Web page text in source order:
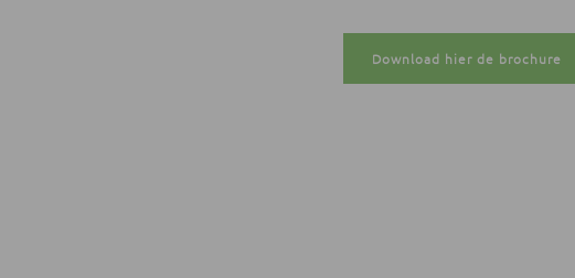
Download hier de brochure